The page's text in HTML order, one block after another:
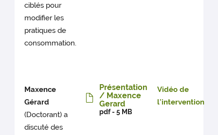
ciblés pour
modifier les
pratiques de
consommation.
Maxence
Gérard
(Doctorant) a
discuté des
Présentation
/ Maxence
Gerard
pdf - 5 MB
Vidéo de
l'intervention